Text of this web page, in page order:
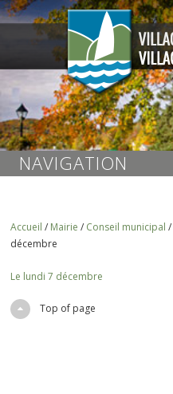
NAVIGATION
Accueil / Mairie / Conseil municipal /
décembre
Le lundi 7 décembre
Top of page